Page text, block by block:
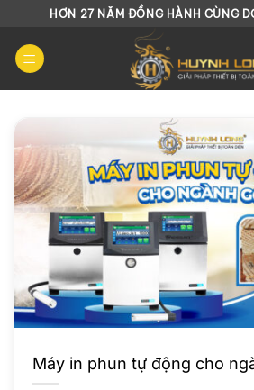
Chuyển
nội
dung
HƠN 27 NĂM ĐỒNG HÀNH CÙNG
Máy in phun tự động cho